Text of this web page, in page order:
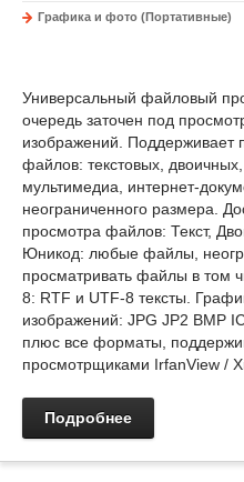
Графика и фото (Портативные)
Универсальный файловый
очередь заточен под
изображений. Поддерживает
файлов: текстовых,
мультимедиа, интернет-
неограниченного размера.
просмотра файлов: Текст,
Юникод: любые файлы,
просматривать файлы в том
8: RTF и UTF-8 тексты.
изображений: JPG JP2 BMP
плюс все форматы,
просмотрщиками IrfanView /
Подробнее